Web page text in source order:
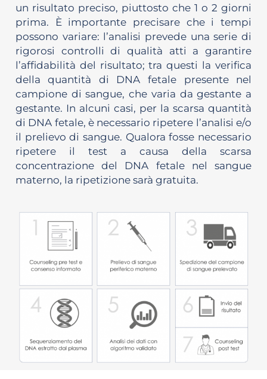
un risultato preciso, piuttosto che 1 o 2 giorni
prima. È importante precisare che i tempi
possono variare: l’analisi prevede una serie di
rigorosi controlli di qualità atti a garantire
l’affidabilità del risultato; tra questi la verifica
della quantità di DNA fetale presente nel
campione di sangue, che varia da gestante a
gestante. In alcuni casi, per la scarsa quantità
di DNA fetale, è necessario ripetere l’analisi e/o
il prelievo di sangue. Qualora fosse necessario
ripetere il test a causa della scarsa
concentrazione del DNA fetale nel sangue
materno, la ripetizione sarà gratuita.